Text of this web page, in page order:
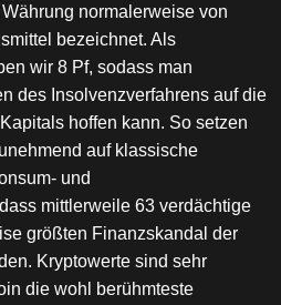
normalerweise von
bezeichnet. Als
wir 8 Pf, sodass man
des Insolvenzverfahrens auf die
hoffen kann. So setzen
auf klassische
und
mittlerweile 63 verdächtige
größten Finanzskandal der
Kryptowerte sind sehr
die wohl berühmteste